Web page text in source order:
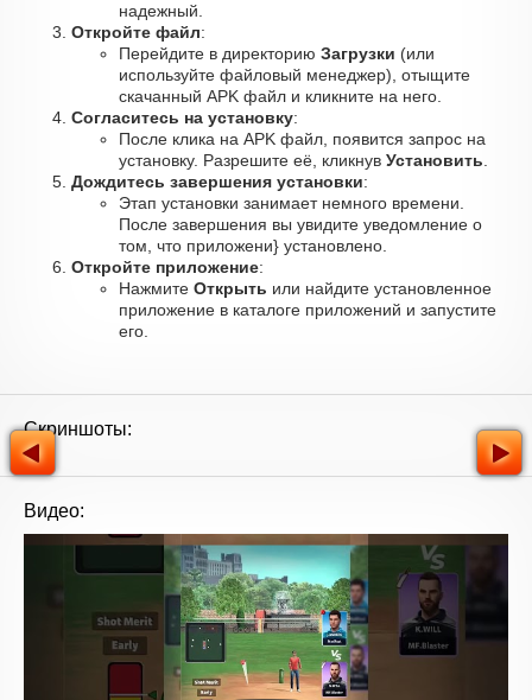
надежный.
Откройте файл:
Перейдите в директорию Загрузки (или
используйте файловый менеджер), отыщите
скачанный APK файл и кликните на него.
Согласитесь на установку:
После клика на APK файл, появится запрос на
установку. Разрешите её, кликнув Установить
Дождитесь завершения установки:
Этап установки занимает немного времени.
После завершения вы увидите уведомление о
том, что приложени} установлено.
Откройте приложение:
Нажмите Открыть или найдите установленное
приложение в каталоге приложений и запустите
его.
Скриншоты:
Видео: